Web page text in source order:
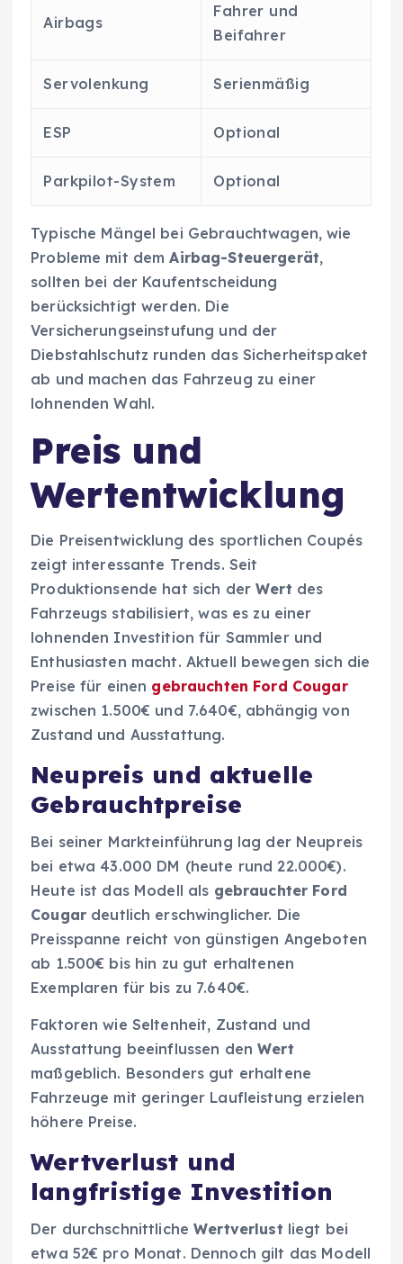
Airbags
Fahrer und
Beifahrer
Servolenkung Serienmäßig
ESP Optional
Parkpilot-System Optional
Typische Mängel bei Gebrauchtwagen, wie
Probleme mit demAirbag-Steuergerät,
sollten bei der Kaufentscheidung
berücksichtigt werden. Die
Versicherungseinstufung und der
Diebstahlschutz runden das Sicherheitspaket
ab und machen das Fahrzeug zu einer
lohnenden Wahl.
Preis und
Wertentwicklung
Die Preisentwicklung des sportlichen Coupés
zeigt interessante Trends. Seit
Produktionsende hat sich derWert des
Fahrzeugs stabilisiert, was es zu einer
lohnenden Investition für Sammler und
Enthusiasten macht. Aktuell bewegen sich die
Preise für einen gebrauchten Ford Cougar
zwischen 1.500€ und 7.640€, abhängig von
Zustand und Ausstattung.
Neupreis und aktuelle
Gebrauchtpreise
Bei seiner Markteinführung lag der Neupreis
bei etwa 43.000 DM (heute rund 22.000€).
Heute ist das Modell als gebrauchter Ford
Cougardeutlich erschwinglicher. Die
Preisspanne reicht von günstigen Angeboten
ab 1.500€ bis hin zu gut erhaltenen
Exemplaren für bis zu 7.640€.
Faktoren wie Seltenheit, Zustand und
Ausstattung beeinflussen denWert
maßgeblich. Besonders gut erhaltene
Fahrzeuge mit geringer Laufleistung erzielen
höhere Preise.
Wertverlust und
langfristige Investition
Der durchschnittlicheWertverlust liegt bei
etwa 52€ pro Monat. Dennoch gilt das Modell